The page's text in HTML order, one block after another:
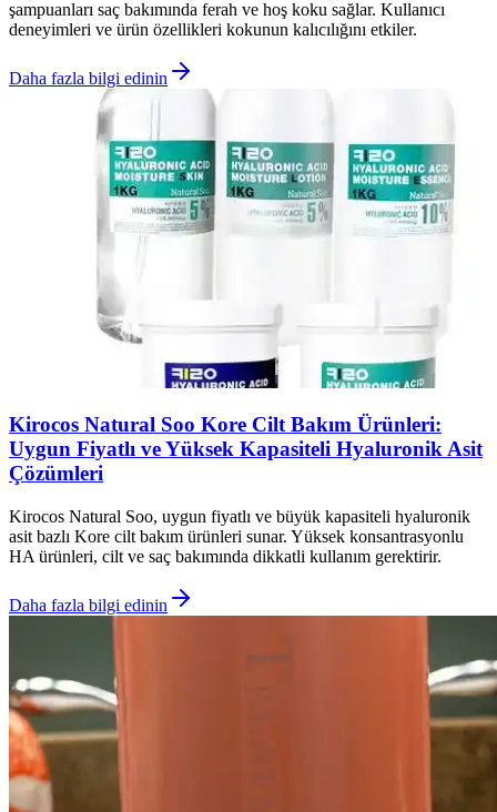
şampuanları saç bakımında ferah ve hoş koku sağlar. Kullanıcı
deneyimleri ve ürün özellikleri kokunun kalıcılığını etkiler.
Daha fazla bilgi edinin
Kirocos Natural Soo Kore Cilt Bakım Ürünleri:
Uygun Fiyatlı ve Yüksek Kapasiteli Hyaluronik Asit
Çözümleri
Kirocos Natural Soo, uygun fiyatlı ve büyük kapasiteli hyaluronik
asit bazlı Kore cilt bakım ürünleri sunar. Yüksek konsantrasyonlu
HA ürünleri, cilt ve saç bakımında dikkatli kullanım gerektirir.
Daha fazla bilgi edinin